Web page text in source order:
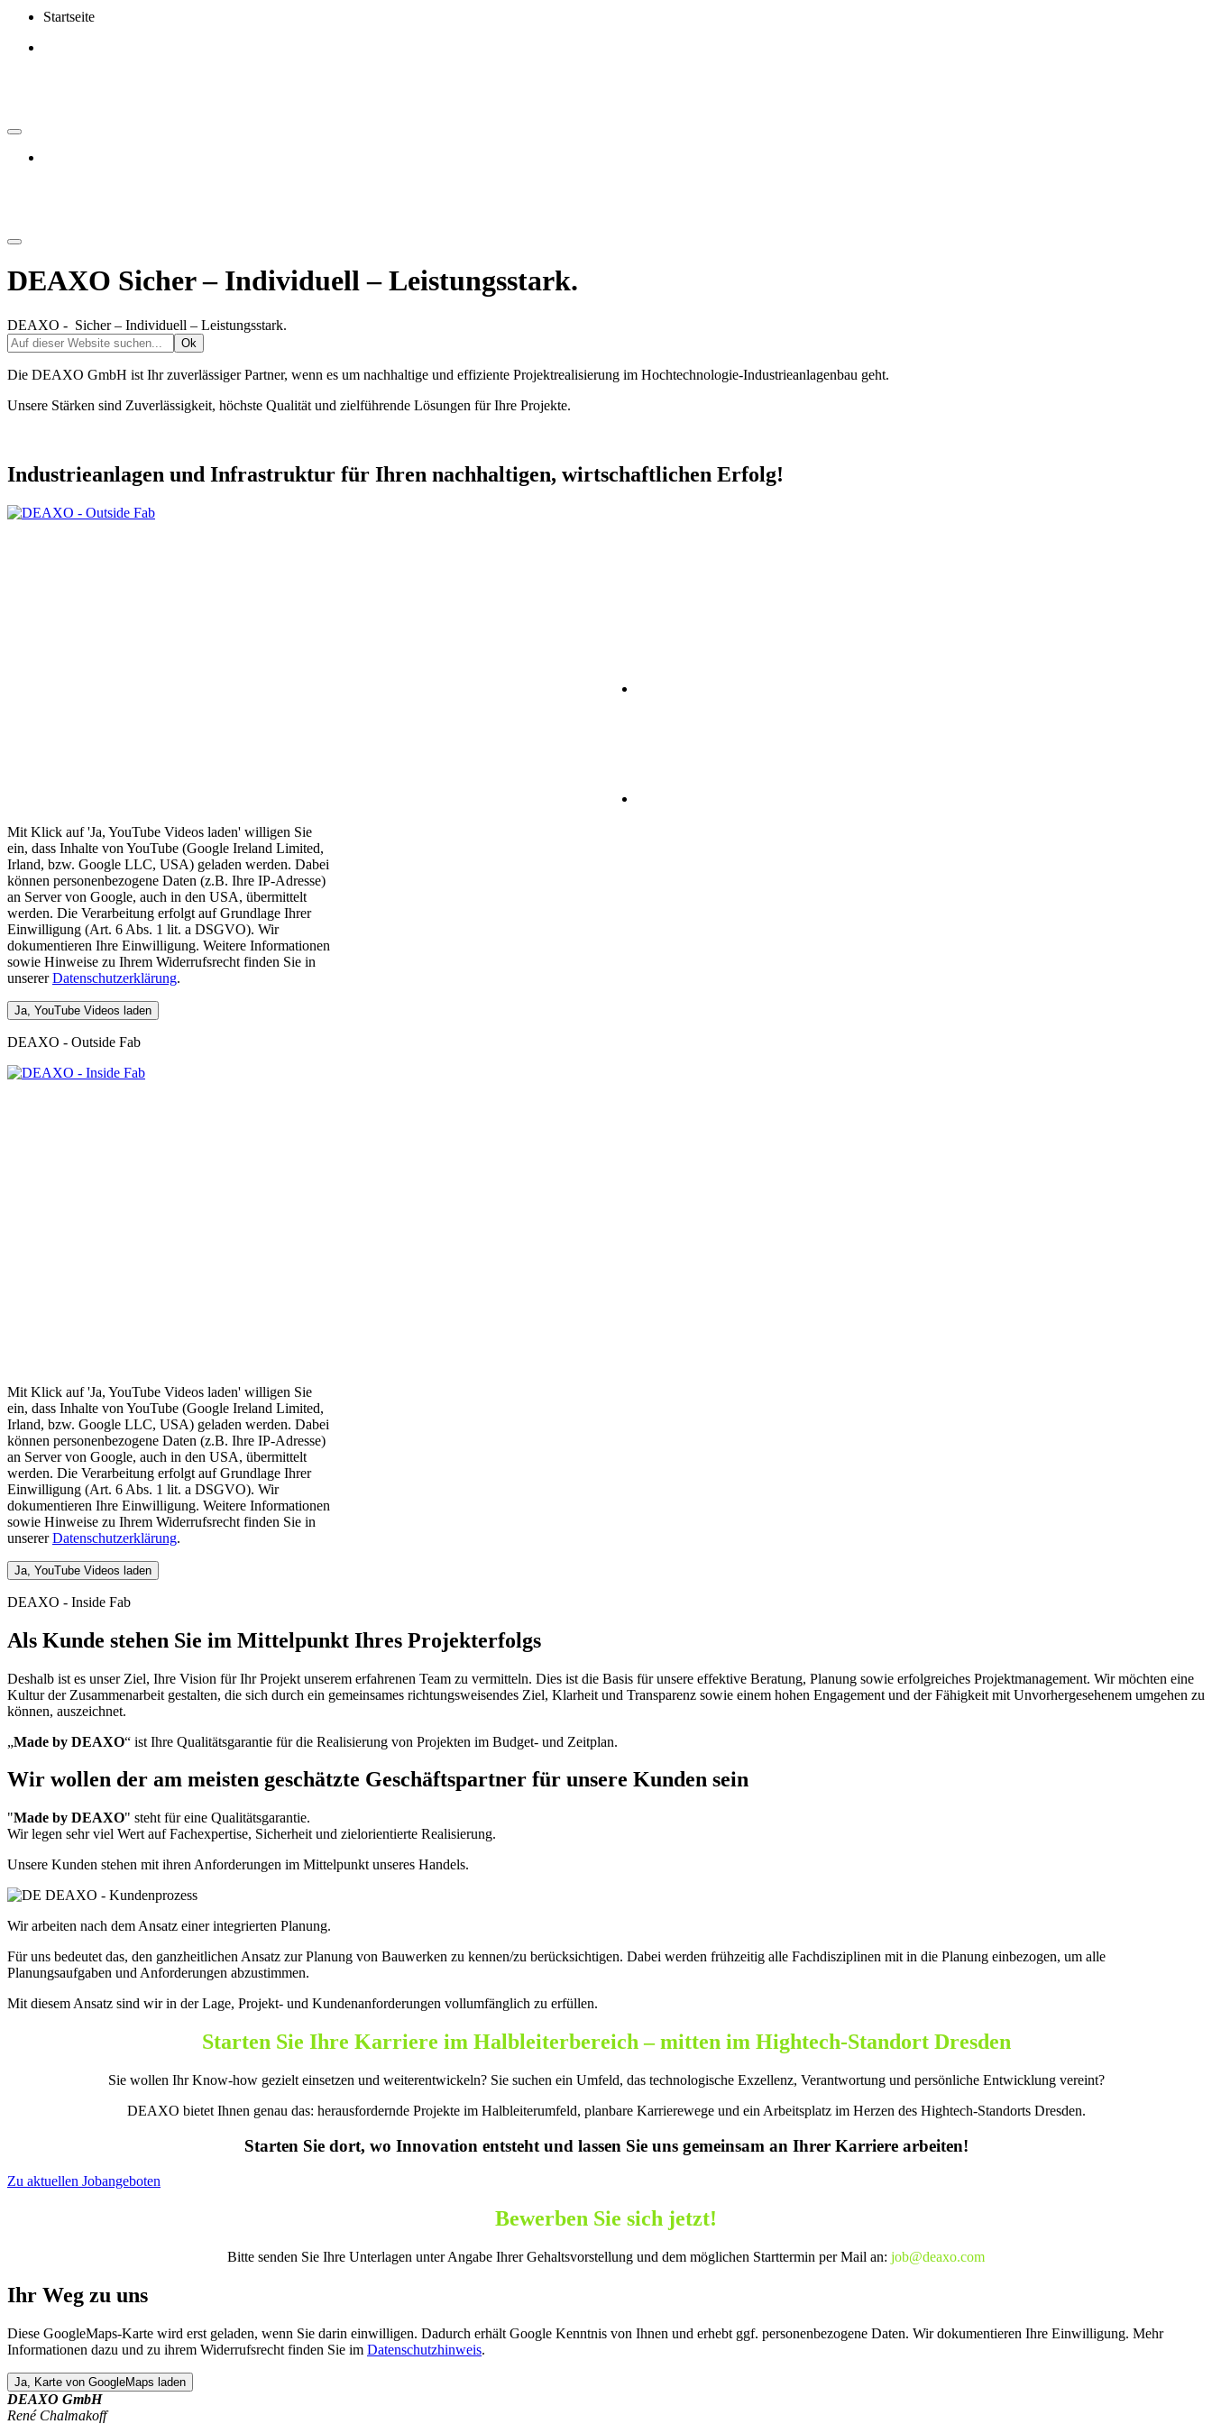
Startseite
DEAXO Sicher – Individuell – Leistungsstark.
DEAXO - Sicher – Individuell – Leistungsstark.
Die DEAXO GmbH ist Ihr zuverlässiger Partner, wenn es um nachhaltige und effiziente Projektrealisierung im Hochtechnologie-Industrieanlagenbau geht.
Unsere Stärken sind Zuverlässigkeit, höchste Qualität und zielführende Lösungen für Ihre Projekte.
Industrieanlagen und Infrastruktur für Ihren nachhaltigen, wirtschaftlichen Erfolg!
Mit Klick auf 'Ja, YouTube Videos laden' willigen Sie
ein, dass Inhalte von YouTube (Google Ireland Limited,
Irland, bzw. Google LLC, USA) geladen werden. Dabei
können personenbezogene Daten (z.B. Ihre IP-Adresse)
an Server von Google, auch in den USA, übermittelt
werden. Die Verarbeitung erfolgt auf Grundlage Ihrer
Einwilligung (Art. 6 Abs. 1 lit. a DSGVO). Wir
dokumentieren Ihre Einwilligung. Weitere Informationen
sowie Hinweise zu Ihrem Widerrufsrecht finden Sie in
unsererDatenschutzerklärung.
DEAXO - Outside Fab
Mit Klick auf 'Ja, YouTube Videos laden' willigen Sie
ein, dass Inhalte von YouTube (Google Ireland Limited,
Irland, bzw. Google LLC, USA) geladen werden. Dabei
können personenbezogene Daten (z.B. Ihre IP-Adresse)
an Server von Google, auch in den USA, übermittelt
werden. Die Verarbeitung erfolgt auf Grundlage Ihrer
Einwilligung (Art. 6 Abs. 1 lit. a DSGVO). Wir
dokumentieren Ihre Einwilligung. Weitere Informationen
sowie Hinweise zu Ihrem Widerrufsrecht finden Sie in
unsererDatenschutzerklärung.
DEAXO - Inside Fab
Als Kunde stehen Sie im Mittelpunkt Ihres Projekterfolgs
Deshalb ist es unser Ziel, Ihre Vision für Ihr Projekt unserem erfahrenen Team zu vermitteln. Dies ist die Basis für unsere effektive Beratung, Planung sowie erfolgreiches Projektmanagement. Wir möchten eine
Kultur der Zusammenarbeit gestalten, die sich durch ein gemeinsames richtungsweisendes Ziel, Klarheit und Transparenz sowie einem hohen Engagement und der Fähigkeit mit Unvorhergesehenem umgehen zu
können, auszeichnet.
„Made by DEAXO“ ist Ihre Qualitätsgarantie für die Realisierung von Projekten im Budget- und Zeitplan.
Wir wollen der am meisten geschätzte Geschäftspartner für unsere Kunden sein
"Made by DEAXO" steht für eine Qualitätsgarantie.
Wir legen sehr viel Wert auf Fachexpertise, Sicherheit und zielorientierte Realisierung.
Unsere Kunden stehen mit ihren Anforderungen im Mittelpunkt unseres Handels.
Wir arbeiten nach dem Ansatz einer integrierten Planung.
Für uns bedeutet das, den ganzheitlichen Ansatz zur Planung von Bauwerken zu kennen/zu berücksichtigen. Dabei werden frühzeitig alle Fachdisziplinen mit in die Planung einbezogen, um alle
Planungsaufgaben und Anforderungen abzustimmen.
Mit diesem Ansatz sind wir in der Lage, Projekt- und Kundenanforderungen vollumfänglich zu erfüllen.
Starten Sie Ihre Karriere im Halbleiterbereich – mitten im Hightech-Standort Dresden
Sie wollen Ihr Know-how gezielt einsetzen und weiterentwickeln? Sie suchen ein Umfeld, das technologische Exzellenz, Verantwortung und persönliche Entwicklung vereint?
DEAXO bietet Ihnen genau das: herausfordernde Projekte im Halbleiterumfeld, planbare Karrierewege und ein Arbeitsplatz im Herzen des Hightech-Standorts Dresden.
Starten Sie dort, wo Innovation entsteht und lassen Sie uns gemeinsam an Ihrer Karriere arbeiten!
Zu aktuellen Jobangeboten
Bewerben Sie sich jetzt!
Bitte senden Sie Ihre Unterlagen unter Angabe Ihrer Gehaltsvorstellung und dem möglichen Starttermin per Mail an: job@deaxo.com
Ihr Weg zu uns
Diese GoogleMaps-Karte wird erst geladen, wenn Sie darin einwilligen. Dadurch erhält Google Kenntnis von Ihnen und erhebt ggf. personenbezogene Daten. Wir dokumentieren Ihre Einwilligung. Mehr
Informationen dazu und zu ihrem Widerrufsrecht finden Sie im Datenschutzhinweis.
DEAXO GmbH
René Chalmakoff